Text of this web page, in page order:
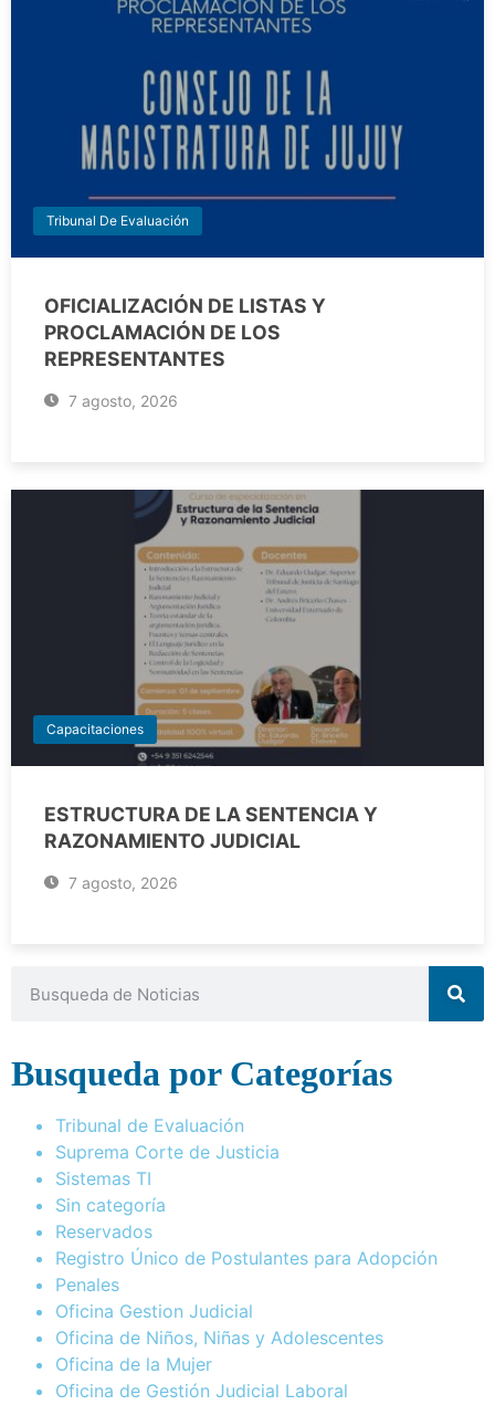
Tribunal De Evaluación
OFICIALIZACIÓN DE LISTAS Y
PROCLAMACIÓN DE LOS
REPRESENTANTES
7 agosto, 2026
Capacitaciones
ESTRUCTURA DE LA SENTENCIA Y
RAZONAMIENTO JUDICIAL
7 agosto, 2026
Busqueda por Categorías
Tribunal de Evaluación
Suprema Corte de Justicia
Sistemas TI
Sin categoría
Reservados
Registro Único de Postulantes para Adopción
Penales
Oficina Gestion Judicial
Oficina de Niños, Niñas y Adolescentes
Oficina de la Mujer
Oficina de Gestión Judicial Laboral